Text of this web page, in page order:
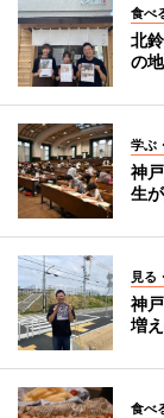
食べ
北
の
学ぶ
神
生
見る
神
増
食べ